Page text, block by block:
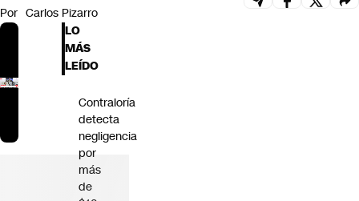
Por Carlos Pizarro
LO
MÁS
LEÍDO
Contraloría
detecta
negligencia
por
más
de